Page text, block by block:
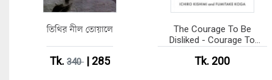
তিথির নীল তোয়ালে
Tk.340| 285
The Courage To Be
Disliked - Courage To
Tk. 200